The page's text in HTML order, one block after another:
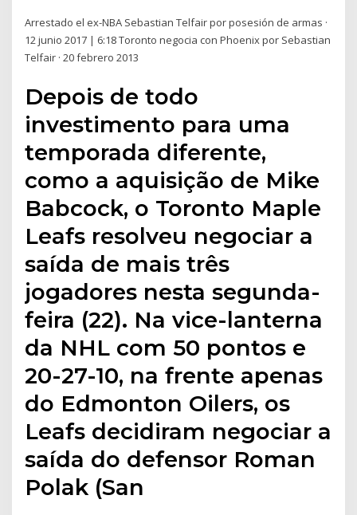
Arrestado el ex-NBA Sebastian Telfair por posesión de armas ·
12 junio 2017 | 6:18 Toronto negocia con Phoenix por Sebastian
Telfair · 20 febrero 2013
Depois de todo
investimento para uma
temporada diferente,
como a aquisição de Mike
Babcock, o Toronto Maple
Leafs resolveu negociar a
saída de mais três
jogadores nesta segunda-
feira (22). Na vice-lanterna
da NHL com 50 pontos e
20-27-10, na frente apenas
do Edmonton Oilers, os
Leafs decidiram negociar a
saída do defensor Roman
Polak (San